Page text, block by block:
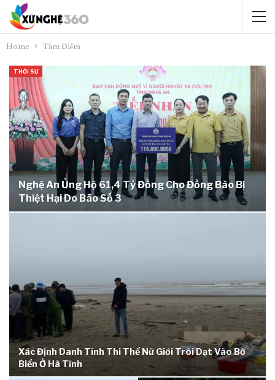
Home Tâm Điểm
THỜI SỰ
Nghệ An Ủng Hộ 61,4 Tỷ Đồng Cho Đồng Bào Bị
Thiệt Hại Do Bão Số 3
Xác Định Danh Tính Thi Thể Nữ Giới Trôi Dạt Vào Bờ
Biển Ở Hà Tĩnh